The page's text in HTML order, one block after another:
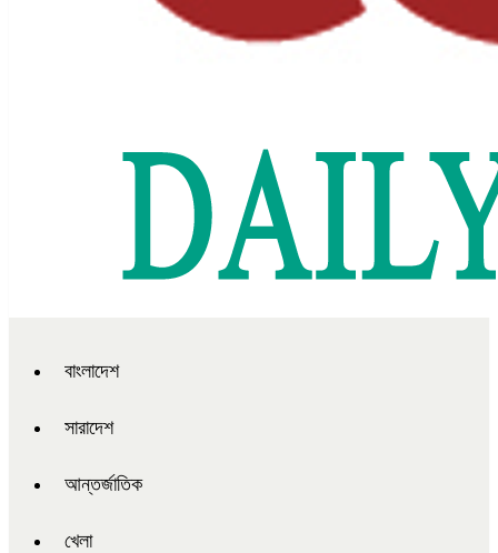
বাংলাদেশ
সারাদেশ
আন্তর্জাতিক
খেলা